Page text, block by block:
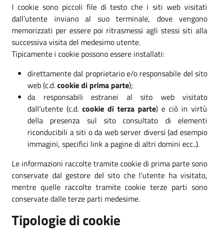
I cookie sono piccoli file di testo che i siti web visitati
dall’utente inviano al suo terminale, dove vengono
memorizzati per essere poi ritrasmessi agli stessi siti alla
successiva visita del medesimo utente.
Tipicamente i cookie possono essere installati:
direttamente dal proprietario e/o responsabile del sito
web (c.d.cookie di prima parte);
da responsabili estranei al sito web visitato
dall’utente (c.d. cookie di terza parte) e ciò in virtù
della presenza sul sito consultato di elementi
riconducibili a siti o da web server diversi (ad esempio
immagini, specifici link a pagine di altri domini ecc..).
Le informazioni raccolte tramite cookie di prima parte sono
conservate dal gestore del sito che l’utente ha visitato,
mentre quelle raccolte tramite cookie terze parti sono
conservate dalle terze parti medesime.
Tipologie di cookie